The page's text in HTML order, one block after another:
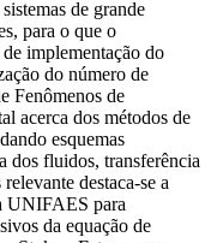
de grande
para o que o
implementação do
do número de
Fenômenos de
acerca dos métodos de
esquemas
dos fluidos, transferência
destaca-se a
UNIFAES para
da equação de